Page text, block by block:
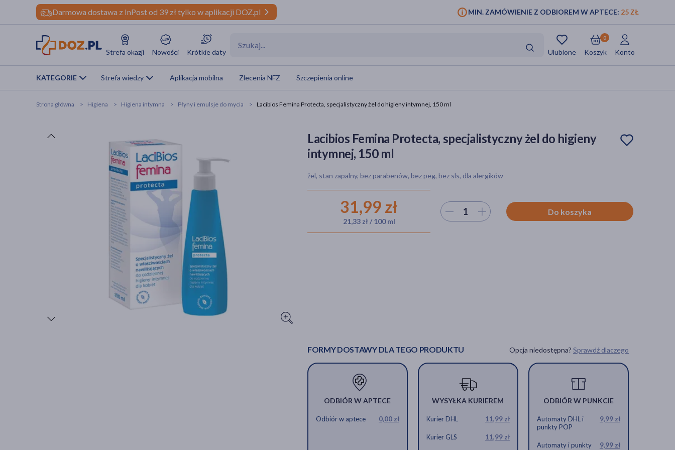
Darmowa dostawa z InPost od 39 zł tylko w aplikacji DOZ.pl MIN. ZAMÓWIENIE Z ODBIOREM W APTECE: 25 ZŁ
Strefa okazji Nowości Krótkie daty Ulubione Koszyk
0
Konto
KATEGORIE Strefa wiedzy Aplikacja mobilna Zlecenia NFZ Szczepienia online
Strona główna Higiena Higiena intymna Płyny i emulsje do mycia Lacibios Femina Protecta, specjalistyczny żel do higieny intymnej, 150 ml
Lacibios Femina Protecta, specjalistyczny żel do higieny
intymnej, 150 ml
żel, stan zapalny, bez parabenów, bez peg, bez sls, dla alergików
31,99 zł
21,33 zł / 100 ml
Wybierz ilość Do koszyka
FORMY DOSTAWY DLA TEGO PRODUKTU Opcja niedostępna? Sprawdź dlaczego
ODBIÓR W APTECE
Odbiór w aptece 0,00 zł
WYSYŁKA KURIEREM
Kurier DHL 11,99 zł
Kurier GLS 11,99 zł
ODBIÓR W PUNKCIE
Automaty DHL i
punkty POP
9,99 zł
Automaty i punkty
9,99 zł